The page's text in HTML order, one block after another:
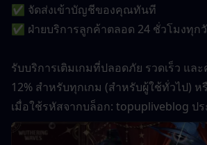
✅ จัดส่งเข้าบัญชีของคุณทันที
✅ ฝ่ายบริการลูกค้าตลอด 24 ชั่วโมงทุก
รับบริการเติมเกมที่ปลอดภัย รวดเร็ว แล
12% สำหรับทุกเกม (สำหรับผู้ใช้ทั่วไป)
เมื่อใช้รหัสจากบล็อก: topupliveblog ป